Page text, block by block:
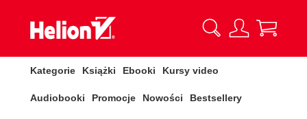
Kategorie Książki Ebooki Kursy video
Audiobooki Promocje Nowości Bestsellery